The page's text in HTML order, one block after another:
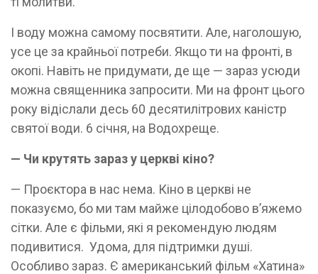
І воду можна самому посвятити. Але, наголошую,
усе це за крайньої потреби. Якщо ти на фронті, в
окопі. Навіть не придумати, де ще — зараз усюди
можна священника запросити. Ми на фронт цього
року відіслали десь 60 десятилітрових каністр
святої води. 6 січня, на Водохреще.
— Чи крутять зараз у церкві кіно?
— Проєктора в нас нема. Кіно в церкві не
показуємо, бо ми там майже цілодобово в’яжемо
сітки. Але є фільми, які я рекомендую людям
подивитися. Удома, для підтримки душі.
Особливо зараз. Є американський фільм «Хатина»